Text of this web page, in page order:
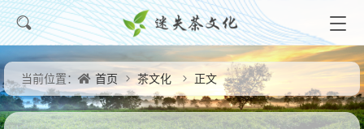
当前位置： 首页 茶文化 正文